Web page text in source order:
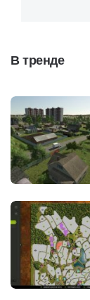
В тренде